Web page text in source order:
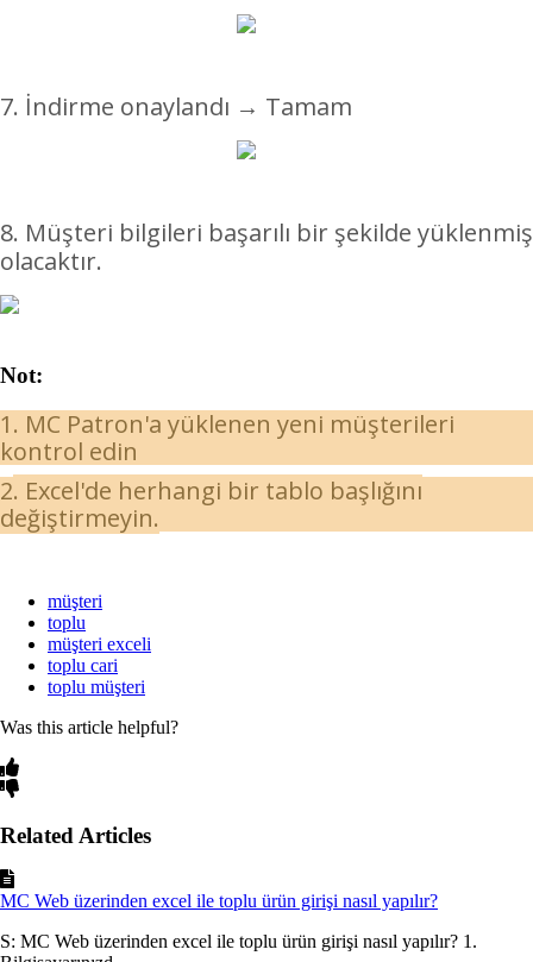
7. İndirme onaylandı → Tamam
8. Müşteri bilgileri başarılı bir şekilde yüklenmiş
olacaktır.
Not:
1. MC Patron'a yüklenen yeni müşterileri
kontrol edin
2. Excel'de herhangi bir tablo başlığını
değiştirmeyin.
müşteri
toplu
müşteri exceli
toplu cari
toplu müşteri
Was this article helpful?
Related Articles
MC Web üzerinden excel ile toplu ürün girişi nasıl yapılır?
S: MC Web üzerinden excel ile toplu ürün girişi nasıl yapılır? 1.